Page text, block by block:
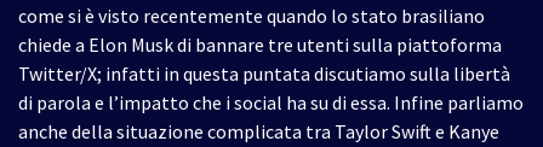
come si è visto recentemente quando lo stato brasiliano
chiede a Elon Musk di bannare tre utenti sulla piattoforma
Twitter/X; infatti in questa puntata discutiamo sulla libertà
di parola e l’impatto che i social ha su di essa. Infine parliamo
anche della situazione complicata tra Taylor Swift e Kanye